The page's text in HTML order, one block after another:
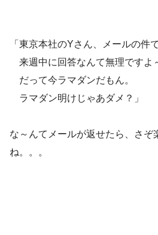
「東京本社のYさん、メールの件
来週中に回答なんて無理ですよ
だって今ラマダンだもん。
ラマダン明けじゃあダメ？」
な～んてメールが返せたら、さぞ
ね。。。